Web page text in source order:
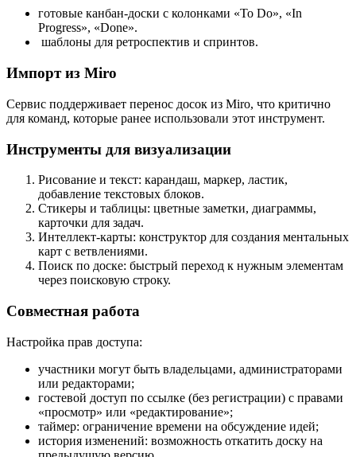
готовые канбан-доски с колонками «To Do», «In
Progress», «Done».
шаблоны для ретроспектив и спринтов.
Импорт из Miro
Сервис поддерживает перенос досок из Miro, что критично
для команд, которые ранее использовали этот инструмент.
Инструменты для визуализации
Рисование и текст: карандаш, маркер, ластик,
добавление текстовых блоков.
Стикеры и таблицы: цветные заметки, диаграммы,
карточки для задач.
Интеллект-карты: конструктор для создания ментальных
карт с ветвлениями.
Поиск по доске: быстрый переход к нужным элементам
через поисковую строку.
Совместная работа
Настройка прав доступа:
участники могут быть владельцами, администраторами
или редакторами;
гостевой доступ по ссылке (без регистрации) с правами
«просмотр» или «редактирование»;
таймер: ограничение времени на обсуждение идей;
история изменений: возможность откатить доску на